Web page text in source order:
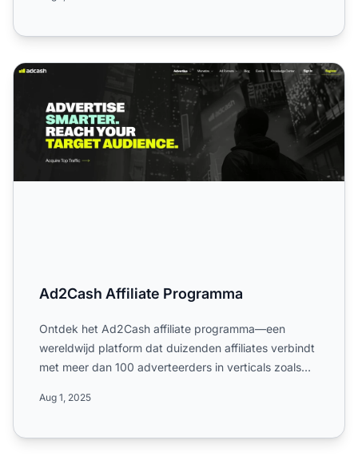
Ad2Cash Affiliate Programma
Ad2Cash Affiliate Programma
Ontdek het Ad2Cash affiliate programma—een
wereldwijd platform dat duizenden affiliates verbindt
met meer dan 100 adverteerders in verticals zoals
Aug 1, 2025